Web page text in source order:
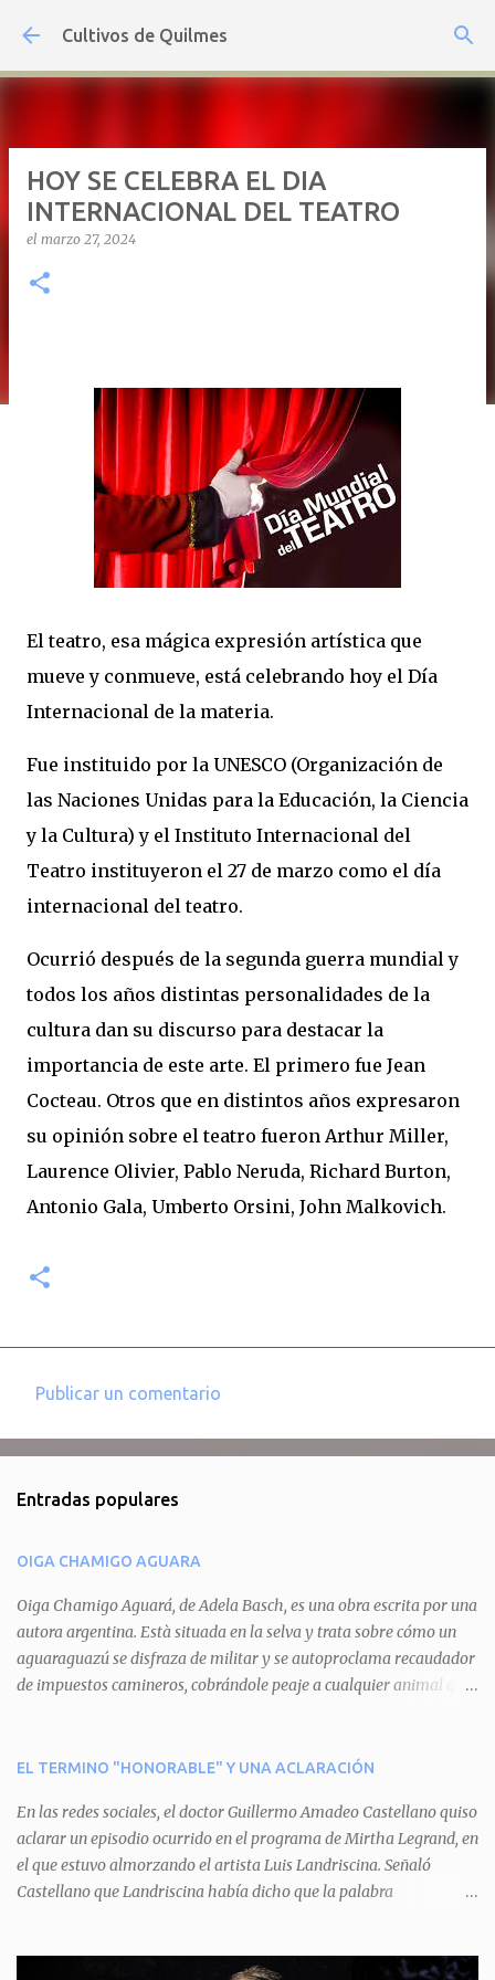
Ir al contenido principal
Cultivos de Quilmes
HOY SE CELEBRA EL DIA
INTERNACIONAL DEL TEATRO
el marzo 27, 2024
El teatro, esa mágica expresión artística que
mueve y conmueve, está celebrando hoy el Día
Internacional de la materia.
Fue instituido por la UNESCO (Organización de
las Naciones Unidas para la Educación, la Ciencia
y la Cultura) y el Instituto Internacional del
Teatro instituyeron el 27 de marzo como el día
internacional del teatro.
Ocurrió después de la segunda guerra mundial y
todos los años distintas personalidades de la
cultura dan su discurso para destacar la
importancia de este arte. El primero fue Jean
Cocteau. Otros que en distintos años expresaron
su opinión sobre el teatro fueron Arthur Miller,
Laurence Olivier, Pablo Neruda, Richard Burton,
Antonio Gala, Umberto Orsini, John Malkovich.
e
t
a
r
i
o
Publicar un comentario
Entradas populares
OIGA CHAMIGO AGUARA
Oiga Chamigo Aguará, de Adela Basch, es una obra escrita por una
autora argentina. Està situada en la selva y trata sobre cómo un
aguaraguazú se disfraza de militar y se autoproclama recaudador
de impuestos camineros, cobrándole peaje a cualquier animal que
aguará le provoca. De igual manera pasa con Tatú, el armadillo.
del aguará y pasa sin pagar. Por último, Tui, la cotorra, deja
expuesta la mentira del aguará y arenga a los otros tres
personajes a unirse para enfrentarlo. Finalmente, terminan por
quitarle el disfraz de militar, y el aguará huye despavorido al verse
EL TERMINO "HONORABLE" Y UNA ACLARACIÓN
En las redes sociales, el doctor Guillermo Amadeo Castellano quiso
aclarar un episodio ocurrido en el programa de Mirtha Legrand, en
el que estuvo almorzando el artista Luis Landriscina. Señaló
Castellano que Landriscina había dicho que la palabra
servicio a la patria y debía ser sin remuneración". Agrega el letrado